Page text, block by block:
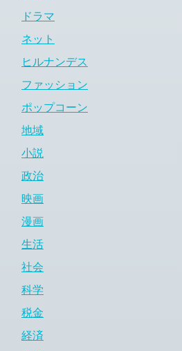
ドラマ
ネット
ヒルナンデス
ファッション
ポップコーン
地域
小説
政治
映画
漫画
生活
社会
科学
税金
経済